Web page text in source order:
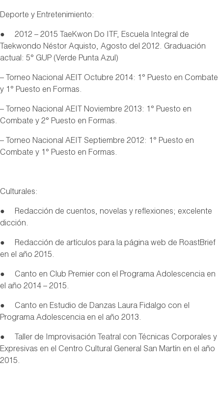
Deporte y Entretenimiento:
● 2012 – 2015 TaeKwon Do ITF, Escuela Integral de
Taekwondo Néstor Aquisto, Agosto del 2012. Graduación
actual: 5° GUP (Verde Punta Azul)
– Torneo Nacional AEIT Octubre 2014: 1° Puesto en Combate
y 1° Puesto en Formas.
– Torneo Nacional AEIT Noviembre 2013: 1° Puesto en
Combate y 2° Puesto en Formas.
– Torneo Nacional AEIT Septiembre 2012: 1° Puesto en
Combate y 1° Puesto en Formas.
Culturales:
● Redacción de cuentos, novelas y reflexiones; excelente
dicción.
● Redacción de artículos para la página web de RoastBrief
en el año 2015.
● Canto en Club Premier con el Programa Adolescencia en
el año 2014 – 2015.
● Canto en Estudio de Danzas Laura Fidalgo con el
Programa Adolescencia en el año 2013.
● Taller de Improvisación Teatral con Técnicas Corporales y
Expresivas en el Centro Cultural General San Martín en el año
2015.